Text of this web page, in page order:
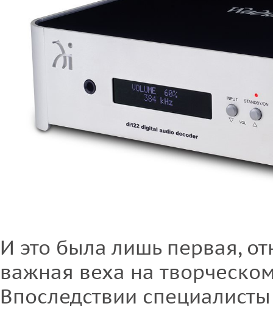
И это была лишь первая,
важная веха на
Впоследствии